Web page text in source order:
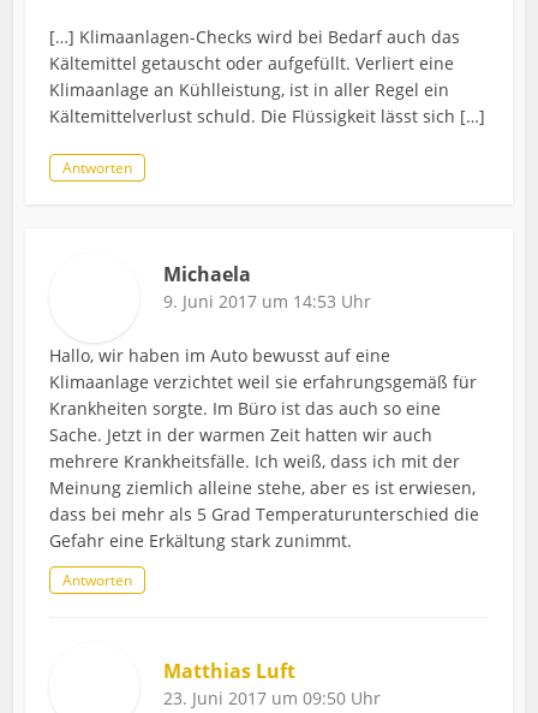
[…] Klimaanlagen-Checks wird bei Bedarf auch das
Kältemittel getauscht oder aufgefüllt. Verliert eine
Klimaanlage an Kühlleistung, ist in aller Regel ein
Kältemittelverlust schuld. Die Flüssigkeit lässt sich […]
Antworten
Michaela
9. Juni 2017 um 14:53 Uhr
Hallo, wir haben im Auto bewusst auf eine
Klimaanlage verzichtet weil sie erfahrungsgemäß für
Krankheiten sorgte. Im Büro ist das auch so eine
Sache. Jetzt in der warmen Zeit hatten wir auch
mehrere Krankheitsfälle. Ich weiß, dass ich mit der
Meinung ziemlich alleine stehe, aber es ist erwiesen,
dass bei mehr als 5 Grad Temperaturunterschied die
Gefahr eine Erkältung stark zunimmt.
Antworten
Matthias Luft
23. Juni 2017 um 09:50 Uhr